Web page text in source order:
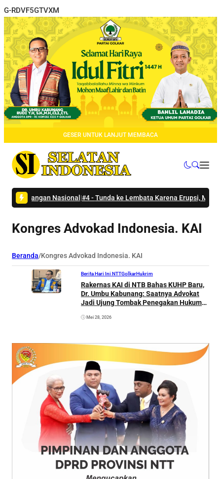
G-RDVF5GTVXM
GESER UNTUK LANJUT MEMBACA
Pangan Nasional|#4 -Tunda ke Lembata Karena Erupsi, Menteri
Kongres Advokad Indonesia. KAI
Beranda/Kongres Advokad Indonesia. KAI
Berita Hari Ini NTTGolkarHukrim
Rakernas KAI di NTB Bahas KUHP Baru,
Dr. Umbu Kabunang: Saatnya Advokat
Jadi Ujung Tombak Penegakan Hukum
Mei 28, 2026